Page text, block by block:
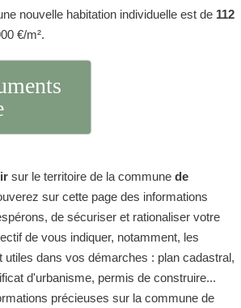
nouvelle habitation individuelle est de 112
€/m².
sur le territoire de la commune de
sur cette page des informations
de sécuriser et rationaliser votre
de vous indiquer, notamment, les
dans vos démarches : plan cadastral,
d'urbanisme, permis de construire...
précieuses sur la commune de